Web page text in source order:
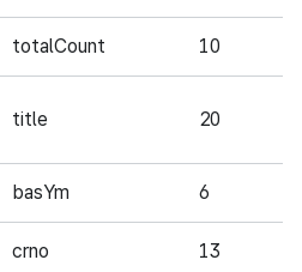
totalCount 10
title 20
basYm 6
crno 13